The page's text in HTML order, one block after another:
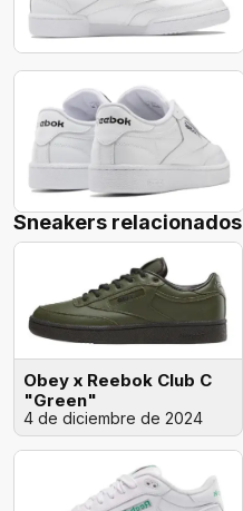
Sneakers relacionados
Obey x Reebok Club C
"Green"
4 de diciembre de 2024